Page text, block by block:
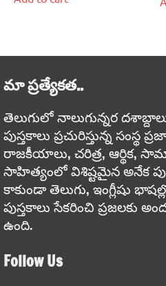
మా ప్రత్యేకత..
తెలుగులో నాలుగున్నర
పుస్తకాలు ప్రచురిస్తున్న
రాజకీయాలు, చరిత్ర, ఆర్థిక,
సాహిత్యంలో విశిష్టమైన అనేక
కాకుండా తెలుగు, ఇంగ్లీషు
పుస్తకాలు సేకరించి ప్రజలకు
ఉంది.
Follow Us